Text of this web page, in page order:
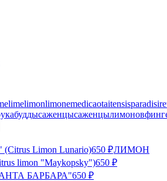
limelimonlimonemedicaotaitensisparadisi
саженцысаженцылимонов
Limon Lunario)650 ₽ЛИМОН
limon "Maykopsky")650 ₽
БАРБАРА"650 ₽